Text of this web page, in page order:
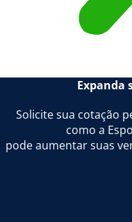
Expanda
Solicite sua cotação
como a
pode aumentar suas